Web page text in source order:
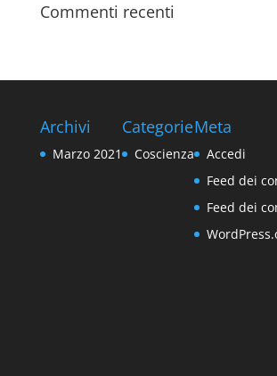
Commenti recenti
Archivi
Marzo 2021
Categorie
Coscienza
Meta
Accedi
Feed dei
Feed dei